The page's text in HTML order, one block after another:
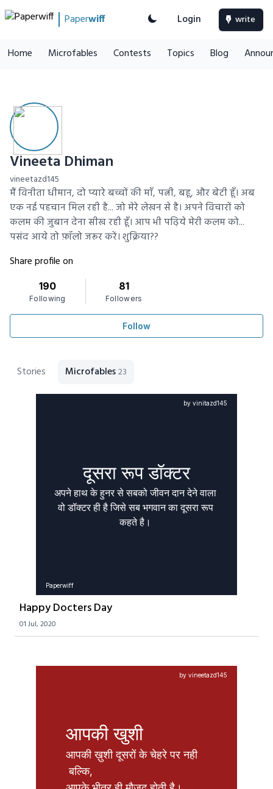
Paperwiff Login write
Home Microfables Contests Topics Blog
Vineeta Dhiman
vineetazd145
मैं विनीता धीमान, दो प्यारे बच्चों की माँ, पत्नी, बहू, और बेटी हूँ। अब
एक नई पहचान मिल रही है... जो मेरे लेखन से है। अपने विचारों को
कलम की जुबान देना सीख रही हूँ। आप भी पढ़िये मेरी कलम को...
पसंद आये तो फ़ॉलो जरूर करें। शुक्रिया??
Share profile on
190
Following
81
Followers
Follow
Stories Microfables23
दूसरा रूप डॉक्टर
अपने हाथ के हुनर से सबको जीवन दान देने वाला
वो डॉक्टर ही है जिसे सब भगवान का दूसरा रूप
Paperwiff
by vinitazd145
Happy Docters Day
01 Jul, 2020
आपकी खुशी
आपकी ख़ुशी दूसरों के चेहरे पर नही
बल्कि,
by vineetazd145